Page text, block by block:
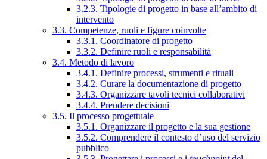
3.2.3. Tipologie di progetto in base all’ambito di
intervento
3.3. Competenze, ruoli e figure coinvolte
3.3.1. Coordinatore di progetto
3.3.2. Definire ruoli e responsabilità
3.4. Metodo di lavoro
3.4.1. Definire processi, strumenti e rituali
3.4.2. Curare la documentazione di progetto
3.4.3. Organizzare tavoli tecnici collaborativi
3.4.4. Prendere decisioni
3.5. Il processo progettuale
3.5.1. Organizzare il progetto e la sua gestione
3.5.2. Comprendere il contesto d’uso del servizio
pubblico